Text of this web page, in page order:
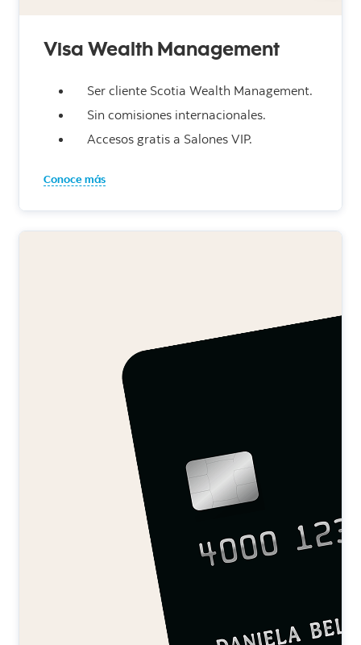
Visa Wealth Management
Ser cliente Scotia Wealth Management.
Sin comisiones internacionales.
Accesos gratis a Salones VIP.
Conoce más